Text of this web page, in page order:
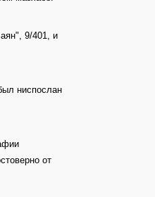
9/401, и
ниспослан
от